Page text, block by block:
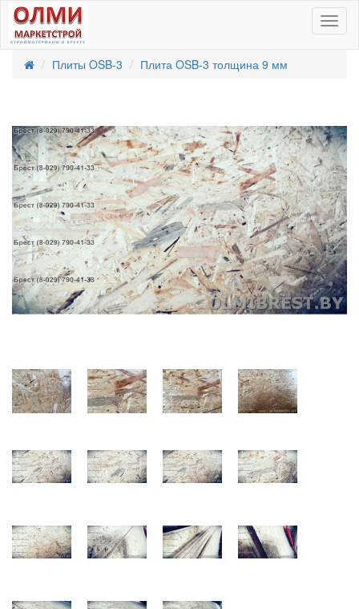
Плиты OSB-3 Плита OSB-3 толщина 9 мм